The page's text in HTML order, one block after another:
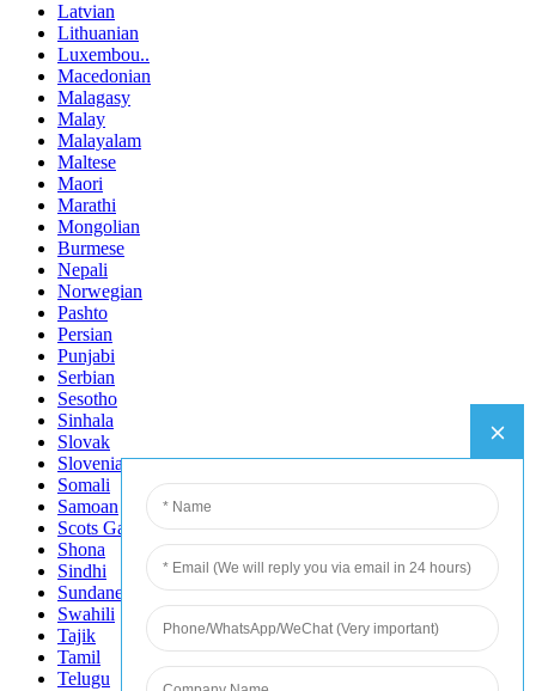
Latvian
Lithuanian
Luxembou..
Macedonian
Malagasy
Malay
Malayalam
Maltese
Maori
Marathi
Mongolian
Burmese
Nepali
Norwegian
Pashto
Persian
Punjabi
Serbian
Sesotho
Sinhala
Slovak
Slovenian
Somali
Samoan
Scots Gaelic
Shona
Sindhi
Sundanese
Swahili
Tajik
Tamil
Telugu